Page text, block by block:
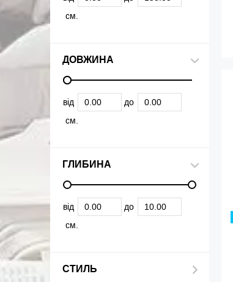
см.
ДОВЖИНА
від
до
см.
ГЛИБИНА
від
до
см.
СТИЛЬ